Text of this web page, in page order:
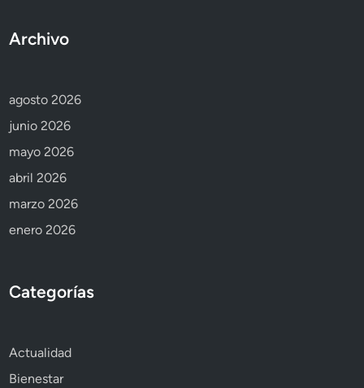
Archivo
agosto 2026
junio 2026
mayo 2026
abril 2026
marzo 2026
enero 2026
Categorías
Actualidad
Bienestar